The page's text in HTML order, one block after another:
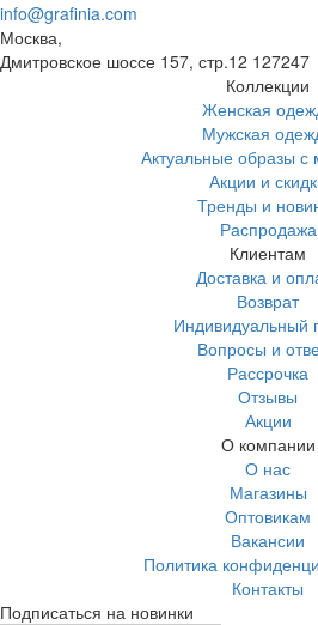
info@grafinia.com
Москва,
Дмитровское шоссе 157, стр.12 127247
Коллекции
Женская
Мужская
Актуальные образы с
Акции и
Тренды и
Распродажа
Клиентам
Доставка и
Возврат
Индивидуальный
Вопросы и
Рассрочка
Отзывы
Акции
О компании
О нас
Магазины
Оптовикам
Вакансии
Политика
Контакты
Подписаться на новинки